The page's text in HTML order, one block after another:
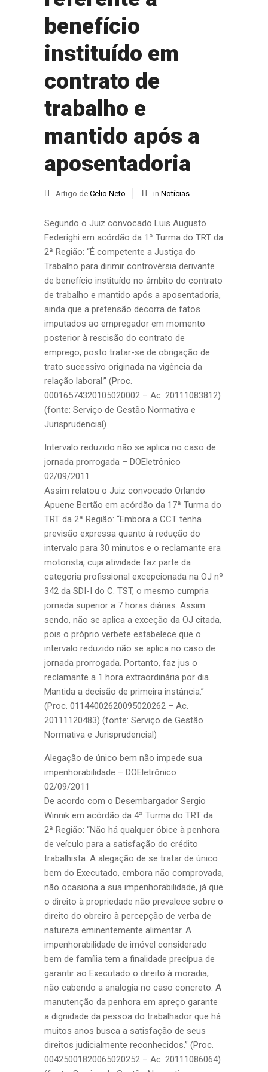
benefício
instituído em
contrato de
trabalho e
mantido após a
aposentadoria
Artigo de Celio Neto in Notícias
Segundo o Juiz convocado Luis Augusto
Federighi em acórdão da 1ª Turma do TRT da
2ª Região: “É competente a Justiça do
Trabalho para dirimir controvérsia derivante
de benefício instituído no âmbito do contrato
de trabalho e mantido após a aposentadoria,
ainda que a pretensão decorra de fatos
imputados ao empregador em momento
posterior à rescisão do contrato de
emprego, posto tratar-se de obrigação de
trato sucessivo originada na vigência da
relação laboral.” (Proc.
00016574320105020002 – Ac. 20111083812)
(fonte: Serviço de Gestão Normativa e
Jurisprudencial)
Intervalo reduzido não se aplica no caso de
jornada prorrogada – DOEletrônico
02/09/2011
Assim relatou o Juiz convocado Orlando
Apuene Bertão em acórdão da 17ª Turma do
TRT da 2ª Região: “Embora a CCT tenha
previsão expressa quanto à redução do
intervalo para 30 minutos e o reclamante era
motorista, cuja atividade faz parte da
categoria profissional excepcionada na OJ nº
342 da SDI-I do C. TST, o mesmo cumpria
jornada superior a 7 horas diárias. Assim
sendo, não se aplica a exceção da OJ citada,
pois o próprio verbete estabelece que o
intervalo reduzido não se aplica no caso de
jornada prorrogada. Portanto, faz jus o
reclamante a 1 hora extraordinária por dia.
Mantida a decisão de primeira instância.”
(Proc. 01144002620095020262 – Ac.
20111120483) (fonte: Serviço de Gestão
Normativa e Jurisprudencial)
Alegação de único bem não impede sua
impenhorabilidade – DOEletrônico
02/09/2011
De acordo com o Desembargador Sergio
Winnik em acórdão da 4ª Turma do TRT da
2ª Região: “Não há qualquer óbice à penhora
de veículo para a satisfação do crédito
trabalhista. A alegação de se tratar de único
bem do Executado, embora não comprovada,
não ocasiona a sua impenhorabilidade, já que
o direito à propriedade não prevalece sobre o
direito do obreiro à percepção de verba de
natureza eminentemente alimentar. A
impenhorabilidade de imóvel considerado
bem de família tem a finalidade precípua de
garantir ao Executado o direito à moradia,
não cabendo a analogia no caso concreto. A
manutenção da penhora em apreço garante
a dignidade da pessoa do trabalhador que há
muitos anos busca a satisfação de seus
direitos judicialmente reconhecidos.” (Proc.
00425001820065020252 – Ac. 20111086064)